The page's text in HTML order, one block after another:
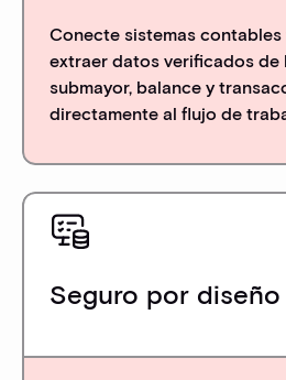
Conecte sistemas contables
extraer datos verificados de
submayor, balance y
directamente al flujo de
Seguro por diseño